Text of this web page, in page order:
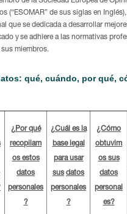
(“ESOMAR” de sus siglas en
que se dedicada a desarrollar
y se adhiere a las normativas
sus miembros.
qué, cuándo, por qué,
¿Por qué
recopilam
os estos
datos
personales
?
¿Cuál es la
base legal
para usar
sus datos
personales
?
¿Cómo
obtuvim
os sus
datos
personal
es?